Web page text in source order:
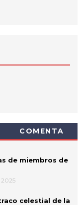
COMENTA
de miembros de
2025
celestial de la